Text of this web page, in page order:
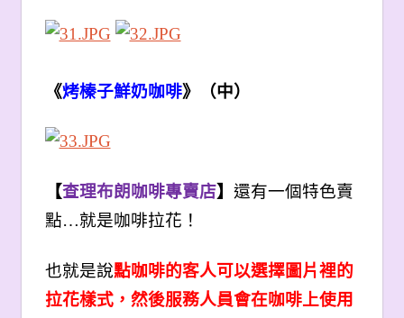
《烤榛子鮮奶咖啡》（中）
【查理布朗咖啡專賣店】 還有一個特色賣
點…就是咖啡拉花！
也就是說點咖啡的客人可以選擇圖片裡的
拉花樣式，然後服務人員會在咖啡上使用